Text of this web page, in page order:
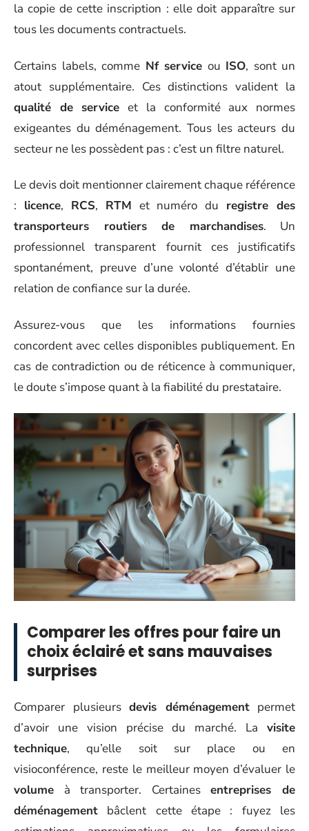
la copie de cette inscription : elle doit apparaître sur
tous les documents contractuels.
Certains labels, comme Nf service ou ISO, sont un
atout supplémentaire. Ces distinctions valident la
qualité de service et la conformité aux normes
exigeantes du déménagement. Tous les acteurs du
secteur ne les possèdent pas : c’est un filtre naturel.
Le devis doit mentionner clairement chaque référence
: licence, RCS, RTM et numéro du registre des
transporteurs routiers de marchandises. Un
professionnel transparent fournit ces justificatifs
spontanément, preuve d’une volonté d’établir une
relation de confiance sur la durée.
Assurez-vous que les informations fournies
concordent avec celles disponibles publiquement. En
cas de contradiction ou de réticence à communiquer,
le doute s’impose quant à la fiabilité du prestataire.
Comparer les offres pour faire un
choix éclairé et sans mauvaises
surprises
Comparer plusieurs devis déménagementpermet
d’avoir une vision précise du marché. La visite
technique, qu’elle soit sur place ou en
visioconférence, reste le meilleur moyen d’évaluer le
volume à transporter. Certainesentreprises de
déménagement bâclent cette étape : fuyez les